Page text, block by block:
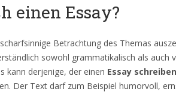
einen Essay?
Betrachtung des Themas
sowohl grammatikalisch als auch
kann derjenige, der einen Essay schreiben
Der Text darf zum Beispiel humorvoll,